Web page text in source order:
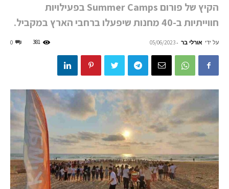
הקיץ של פורום Summer Camps בפעילויות
חווייתיות ב-40 מחנות שיפעלו ברחבי הארץ במקביל.
על ידי אורלי בר -
05/06/2023
0 381